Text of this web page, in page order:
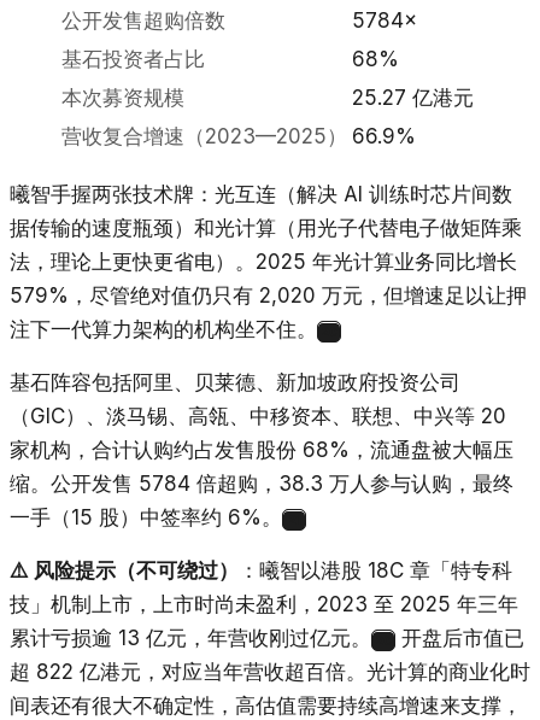
公开发售超购倍数
5784×
基石投资者占比
68%
本次募资规模
25.27 亿港元
营收复合增速（2023—2025）
66.9%
曦智手握两张技术牌：光互连（解决 AI 训练时芯片间数
据传输的速度瓶颈）和光计算（用光子代替电子做矩阵乘
法，理论上更快更省电）。2025 年光计算业务同比增长
579%，尽管绝对值仍只有 2,020 万元，但增速足以让押
注下一代算力架构的机构坐不住。
基石阵容包括阿里、贝莱德、新加坡政府投资公司
（GIC）、淡马锡、高瓴、中移资本、联想、中兴等 20
家机构，合计认购约占发售股份 68%，流通盘被大幅压
缩。公开发售 5784 倍超购，38.3 万人参与认购，最终
一手（15 股）中签率约 6%。
⚠️ 风险提示（不可绕过）
：曦智以港股 18C 章「特专科
技」机制上市，上市时尚未盈利，2023 至 2025 年三年
累计亏损逾 13 亿元，年营收刚过亿元。
开盘后市值已
超 822 亿港元，对应当年营收超百倍。光计算的商业化时
间表还有很大不确定性，高估值需要持续高增速来支撑，